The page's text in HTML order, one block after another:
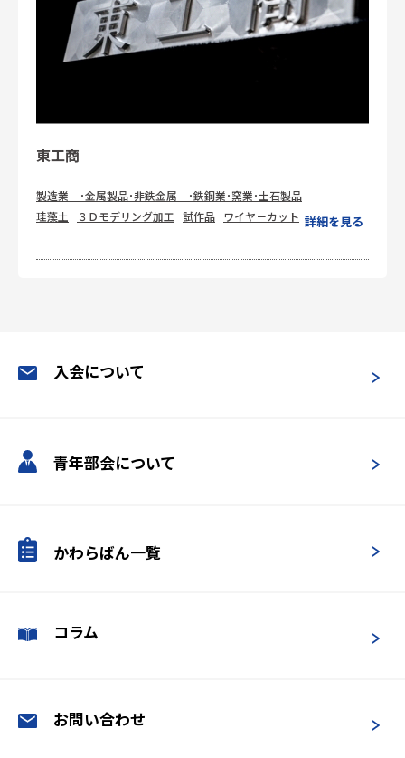
入会について
青年部会について
かわらばん一覧
コラム
お問い合わせ
東工商
製造業 ･金属製品･非鉄金属 ･鉄鋼業･窯業･土石製品
珪藻土
３Ｄモデリング加工 試作品 ワイヤ－カット 詳細を見る